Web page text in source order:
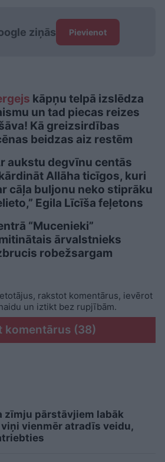
ziņās Pievienot
kāpņu telpā izslēdza
un tad piecas reizes
Kā greizsirdības
beidzas aiz restēm
aukstu degvīnu centās
Allāha ticīgos, kuri
cāļa buljonu neko stiprāku
Egila Līcīša feļetons
“Mucenieki”
ārvalstnieks
robežsargam
rakstot komentārus, ievērot
un iztikt bez rupjībām.
komentārus (38)
zīmju pārstāvjiem labāk
vienmēr atradīs veidu,